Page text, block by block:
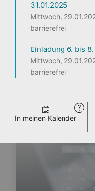
31.01.2025
Mittwoch,
barrierefrei
Einladung 6. bis
Mittwoch,
barrierefrei
In meinen Kalender
Seite teilen
ENTDECKEN
PERSONEN
LANDTAG LIVE